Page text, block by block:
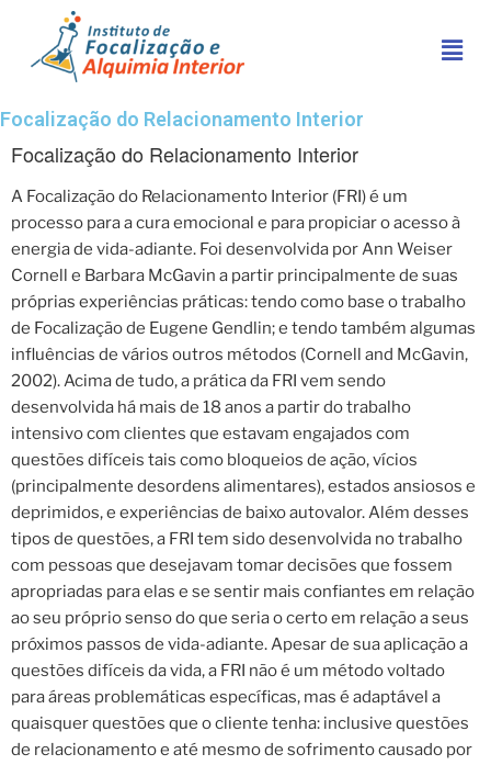
Focalização do Relacionamento Interior
Focalização do Relacionamento Interior
A Focalização do Relacionamento Interior (FRI) é um
processo para a cura emocional e para propiciar o acesso à
energia de vida-adiante. Foi desenvolvida por Ann Weiser
Cornell e Barbara McGavin a partir principalmente de suas
próprias experiências práticas: tendo como base o trabalho
de Focalização de Eugene Gendlin; e tendo também algumas
influências de vários outros métodos (Cornell and McGavin,
2002). Acima de tudo, a prática da FRI vem sendo
desenvolvida há mais de 18 anos a partir do trabalho
intensivo com clientes que estavam engajados com
questões difíceis tais como bloqueios de ação, vícios
(principalmente desordens alimentares), estados ansiosos e
deprimidos, e experiências de baixo autovalor. Além desses
tipos de questões, a FRI tem sido desenvolvida no trabalho
com pessoas que desejavam tomar decisões que fossem
apropriadas para elas e se sentir mais confiantes em relação
ao seu próprio senso do que seria o certo em relação a seus
próximos passos de vida-adiante. Apesar de sua aplicação a
questões difíceis da vida, a FRI não é um método voltado
para áreas problemáticas específicas, mas é adaptável a
quaisquer questões que o cliente tenha: inclusive questões
de relacionamento e até mesmo de sofrimento causado por